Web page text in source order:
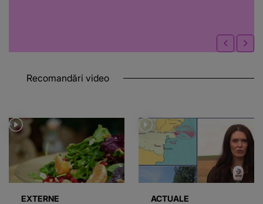
Recomandări video
EXTERNE ACTUALE